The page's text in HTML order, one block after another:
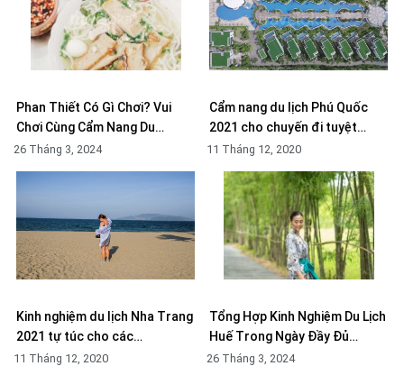
Phan Thiết Có Gì Chơi? Vui
Chơi Cùng Cẩm Nang Du…
26 Tháng 3, 2024
Cẩm nang du lịch Phú Quốc
2021 cho chuyến đi tuyệt…
11 Tháng 12, 2020
Kinh nghiệm du lịch Nha Trang
2021 tự túc cho các…
11 Tháng 12, 2020
Tổng Hợp Kinh Nghiệm Du Lịch
Huế Trong Ngày Đầy Đủ…
26 Tháng 3, 2024